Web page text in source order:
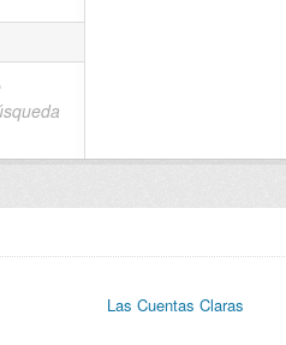
Las Cuentas Claras